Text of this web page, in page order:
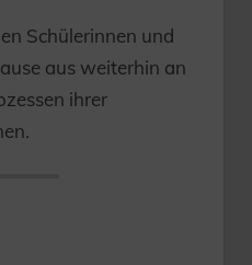
Schülerinnen und
aus weiterhin an
ihrer